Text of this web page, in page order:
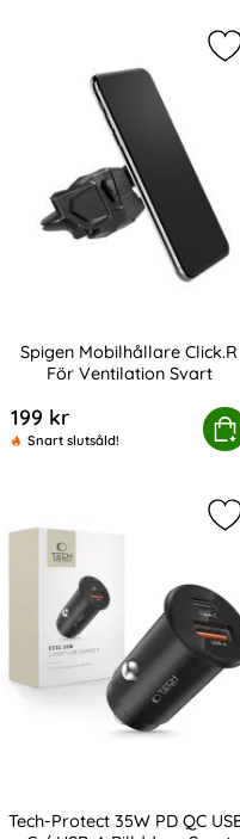
Spigen Mobilhållare Click.R
För Ventilation Svart
199 kr
Snart slutsåld!
Köp
Mobilhållare
Tech-Protect 35W PD QC